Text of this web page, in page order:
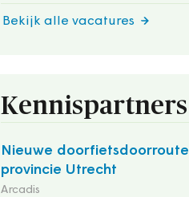
Bekijk alle vacatures
Kennispartners
Nieuwe
provincie Utrecht
Arcadis